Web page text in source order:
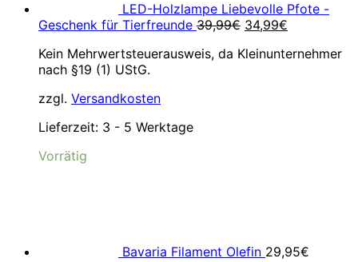
LED-Holzlampe Liebevolle Pfote -
Geschenk für Tierfreunde 39,99€ Ursprünglicher
war:
34,99€
ist:
Kein Mehrwertsteuerausweis, da Kleinunternehmer
nach §19 (1) UStG.
zzgl. Versandkosten
Lieferzeit: 3 - 5 Werktage
Vorrätig
Bavaria Filament Olefin 29,95€